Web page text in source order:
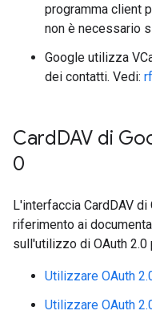
programma client
non è necessario
Google utilizza
dei contatti. Vedi:
CardDAV di
0
L'interfaccia CardDAV di
riferimento ai
sull'utilizzo di OAuth 2.0
Utilizzare OAuth
Utilizzare OAuth